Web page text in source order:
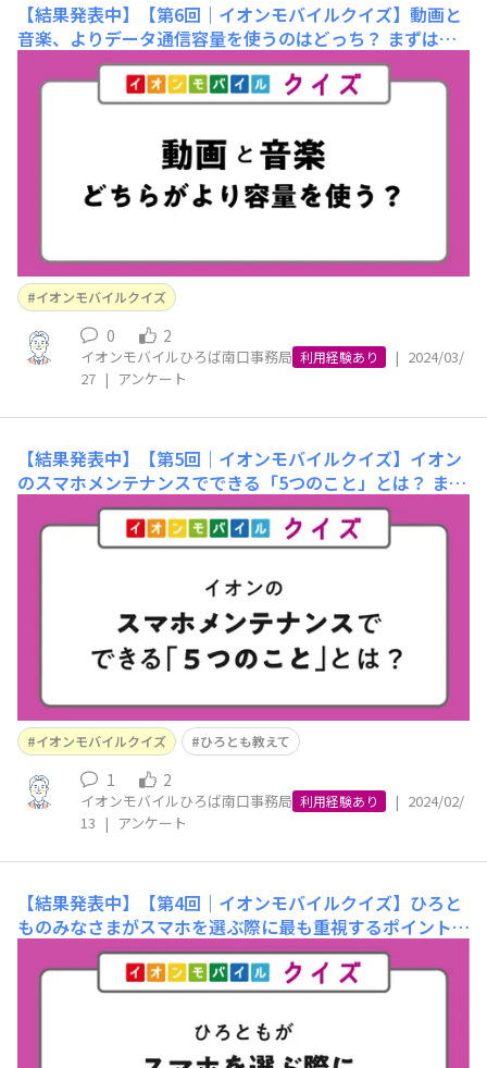
【結果発表中】【第6回｜イオンモバイルクイズ】動画と
音楽、よりデータ通信容量を使うのはどっち？ まずは前
回のクイズの正解を発表！ 【前回の問題】「イオンのス
マホメンテナンスでできる〝5つのこと〟とは何でしょ
う？」①料金さいてき ②料金すてき ③料金かいてき
正解は①「料金さいてき」でした！正答率は、なんと10
0％！ みなさまご参加ありがとうございました。 今回の
イオンモバイルクイズ
0 2
イオンモバイルひろば南口事務局 利用経験あり | 2024/03/
27 | アンケート
【結果発表中】【第5回｜イオンモバイルクイズ】イオン
のスマホメンテナンスでできる「5つのこと」とは？ まず
は前回のクイズの正解を発表！ 【前回の問題】ひろとも
のみなさまがスマホを選ぶ際に最も重視するポイントは？
①価格 ②バッテリーの持ち ③カメラ機能 ④デザイン​
正解は「価格」でした！自分が許容できる価格帯の中で
性能を比べて決めるというご意見があり、スペックを重視
しつつも最終的
イオンモバイルクイズ ひろとも教えて
1 2
イオンモバイルひろば南口事務局 利用経験あり | 2024/02/
13 | アンケート
【結果発表中】【第4回｜イオンモバイルクイズ】ひろと
ものみなさまがスマホを選ぶ際に最も重視するポイント
まずは前回のクイズの正解を発表します！ 前回の問
題 正解は…「NTTドコモ回線」でした！結果としてはNT
Tドコモ回線が67%、au回線が17％ 両方使用している
方が16%となりました！ 回答されたみなさまのお声では
住んでいる地域での繋がりやすさを考慮し選択されている